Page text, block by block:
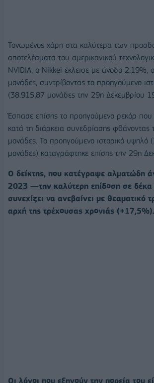
Τονωμένος χάρη στα καλύτερα των
αποτελέσματα του αμερικανικού
NVIDIA, ο Nikkei έκλεισε με άνοδο 2,19%,
μονάδες, συντρίβοντας το προηγούμενο
(38.915,87 μονάδες την 29η Δεκεμβρίου
Έσπασε επίσης το προηγούμενο ρεκόρ που
κατά τη διάρκεια συνεδρίασης φθάνοντας
μονάδες. Το προηγούμενο ιστορικό υψηλό
μονάδες) καταγράφτηκε επίσης την 29η
Ο δείκτης, που κατέγραψε αλματώδη
2023 —την καλύτερη επίδοση σε
συνεχίζει να ανεβαίνει με θεαματικό
αρχή της τρέχουσας χρονιάς (+17,5%).
Οι λόγοι που εξηγούν την πορεία του